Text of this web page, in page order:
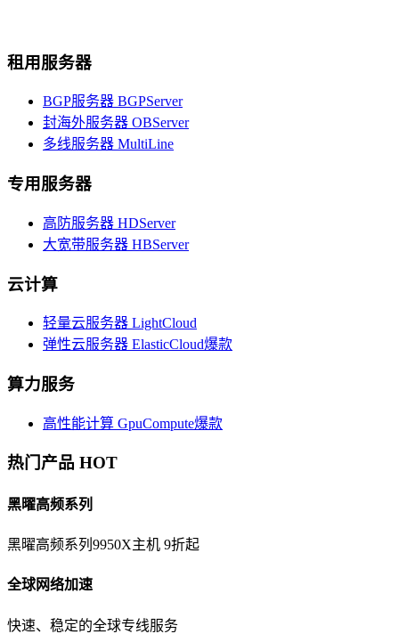
租用服务器
BGP服务器 BGPServer
封海外服务器 OBServer
多线服务器 MultiLine
专用服务器
高防服务器 HDServer
大宽带服务器 HBServer
云计算
轻量云服务器 LightCloud
弹性云服务器 ElasticCloud爆款
算力服务
高性能计算 GpuCompute爆款
热门产品 HOT
黑曜高频系列
黑曜高频系列9950X主机 9折起
全球网络加速
快速、稳定的全球专线服务